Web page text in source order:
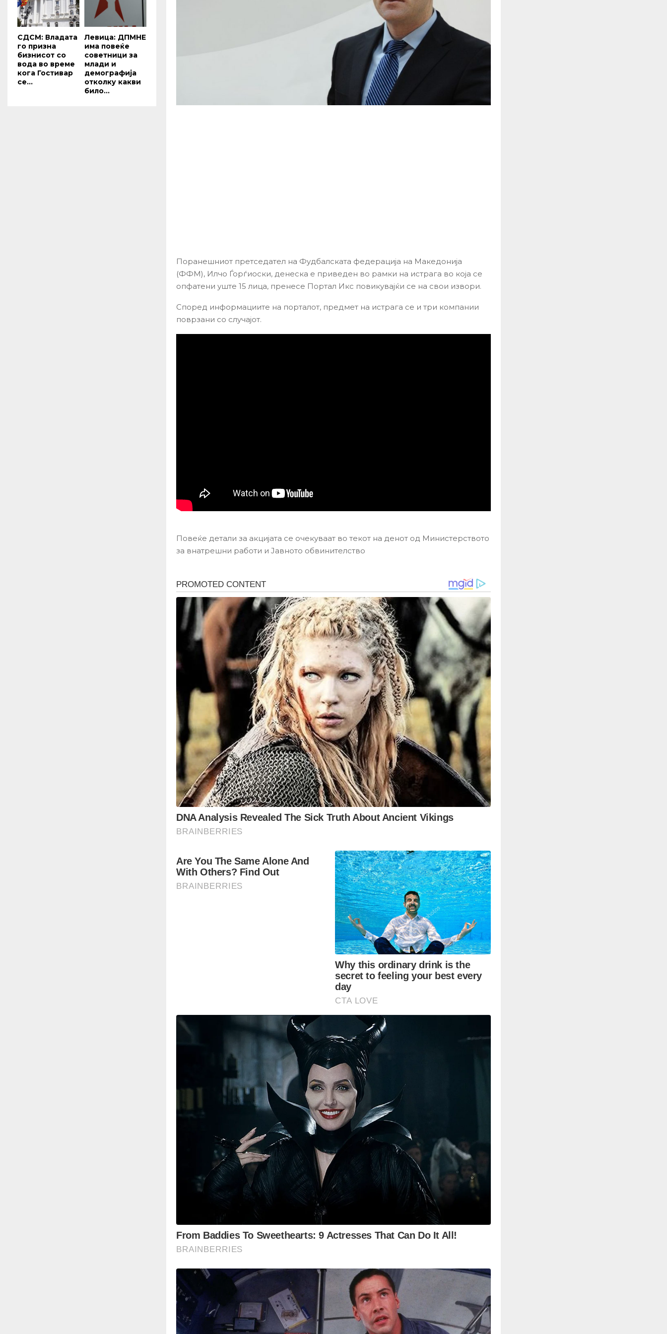
Поранешниот претседател на Фудбалската федерација на Македонија
(ФФМ), Илчо Ѓорѓиоски, денеска е приведен во рамки на истрага во која се
опфатени уште 15 лица, пренесе Портал Икс повикувајќи се на свои извори.
Според информациите на порталот, предмет на истрага се и три компании
поврзани со случајот.
Повеќе детали за акцијата се очекуваат во текот на денот од Министерството
за внатрешни работи и Јавното обвинителство
СДСМ: Владата
го призна
бизнисот со
вода во време
кога Гостивар
се...
Левица: ДПМНЕ
има повеќе
советници за
млади и
демографија
отколку какви
било...